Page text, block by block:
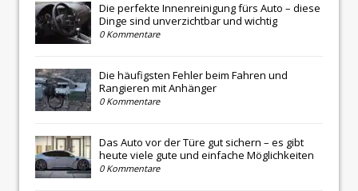
Die perfekte Innenreinigung fürs Auto – diese
Dinge sind unverzichtbar und wichtig
0 Kommentare
Die häufigsten Fehler beim Fahren und
Rangieren mit Anhänger
0 Kommentare
Das Auto vor der Türe gut sichern – es gibt
heute viele gute und einfache Möglichkeiten
0 Kommentare